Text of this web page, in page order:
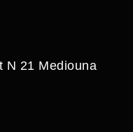
N 21 Mediouna